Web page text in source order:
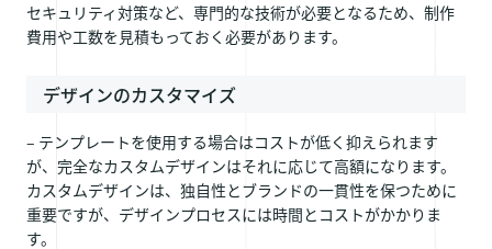
セキュリティ対策など、専門的な技術が必要となるため、制作
費用や工数を見積もっておく必要があります。
デザインのカスタマイズ
– テンプレートを使用する場合はコストが低く抑えられます
が、完全なカスタムデザインはそれに応じて高額になります。
カスタムデザインは、独自性とブランドの一貫性を保つために
重要ですが、デザインプロセスには時間とコストがかかりま
す。